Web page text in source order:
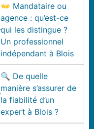
👐 Mandataire ou
agence : qu’est-ce
qui les distingue ?
Un professionnel
indépendant à Blois
🔍 De quelle
manière s’assurer de
la fiabilité d’un
expert à Blois ?